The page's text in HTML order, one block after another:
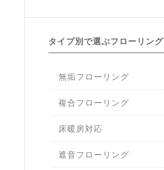
タイプ別で選ぶフローリング
無垢フローリング
複合フローリング
床暖房対応
遮音フローリング